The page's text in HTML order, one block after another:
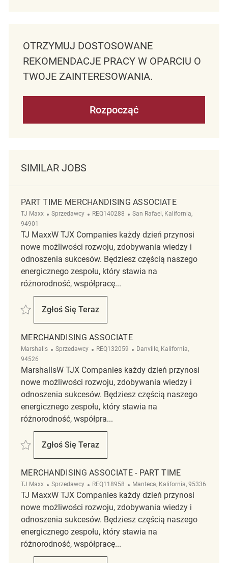
OTRZYMUJ DOSTOSOWANE
REKOMENDACJE PRACY W OPARCIU O
TWOJE ZAINTERESOWANIA.
Rozpocząć
SIMILAR JOBS
PART TIME MERCHANDISING ASSOCIATE
TJ Maxx Kategoria
Sprzedawcy ReqId
REQ140288 Lokalizacja
San Rafael, Kalifornia,
94901
TJ MaxxW TJX Companies każdy dzień przynosi
nowe możliwości rozwoju, zdobywania wiedzy i
odnoszenia sukcesów. Będziesz częścią naszego
energicznego zespołu, który stawia na
różnorodność, współpracę...
Zapisać Part Time Merchandising Associate REQ140288
Zgłoś Się Teraz
Part Time Merchandising Associate
MERCHANDISING ASSOCIATE
Marshalls Kategoria
Sprzedawcy ReqId
REQ132059 Lokalizacja
Danville, Kalifornia,
94526
MarshallsW TJX Companies każdy dzień przynosi
nowe możliwości rozwoju, zdobywania wiedzy i
odnoszenia sukcesów. Będziesz częścią naszego
energicznego zespołu, który stawia na
różnorodność, współpra...
Zapisać Merchandising Associate REQ132059
Zgłoś Się Teraz
Merchandising Associate
MERCHANDISING ASSOCIATE - PART TIME
TJ Maxx Kategoria
Sprzedawcy ReqId
REQ118958 Lokalizacja
Manteca, Kalifornia, 95336
TJ MaxxW TJX Companies każdy dzień przynosi
nowe możliwości rozwoju, zdobywania wiedzy i
odnoszenia sukcesów. Będziesz częścią naszego
energicznego zespołu, który stawia na
różnorodność, współpracę...